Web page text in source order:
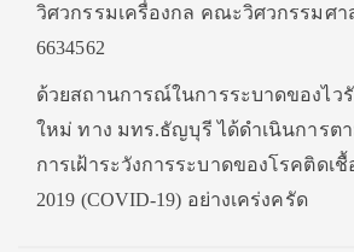
วิศวกรรมเครื่องกล คณะวิศวกรรมศา
6634562
ด้วยสถานการณ์ในการระบาดของไว
ใหม่ ทาง มทร.ธัญบุรี ได้ดำเนินการต
การเฝ้าระวังการระบาดของโรคติดเ
2019 (COVID-19) อย่างเคร่งครัด